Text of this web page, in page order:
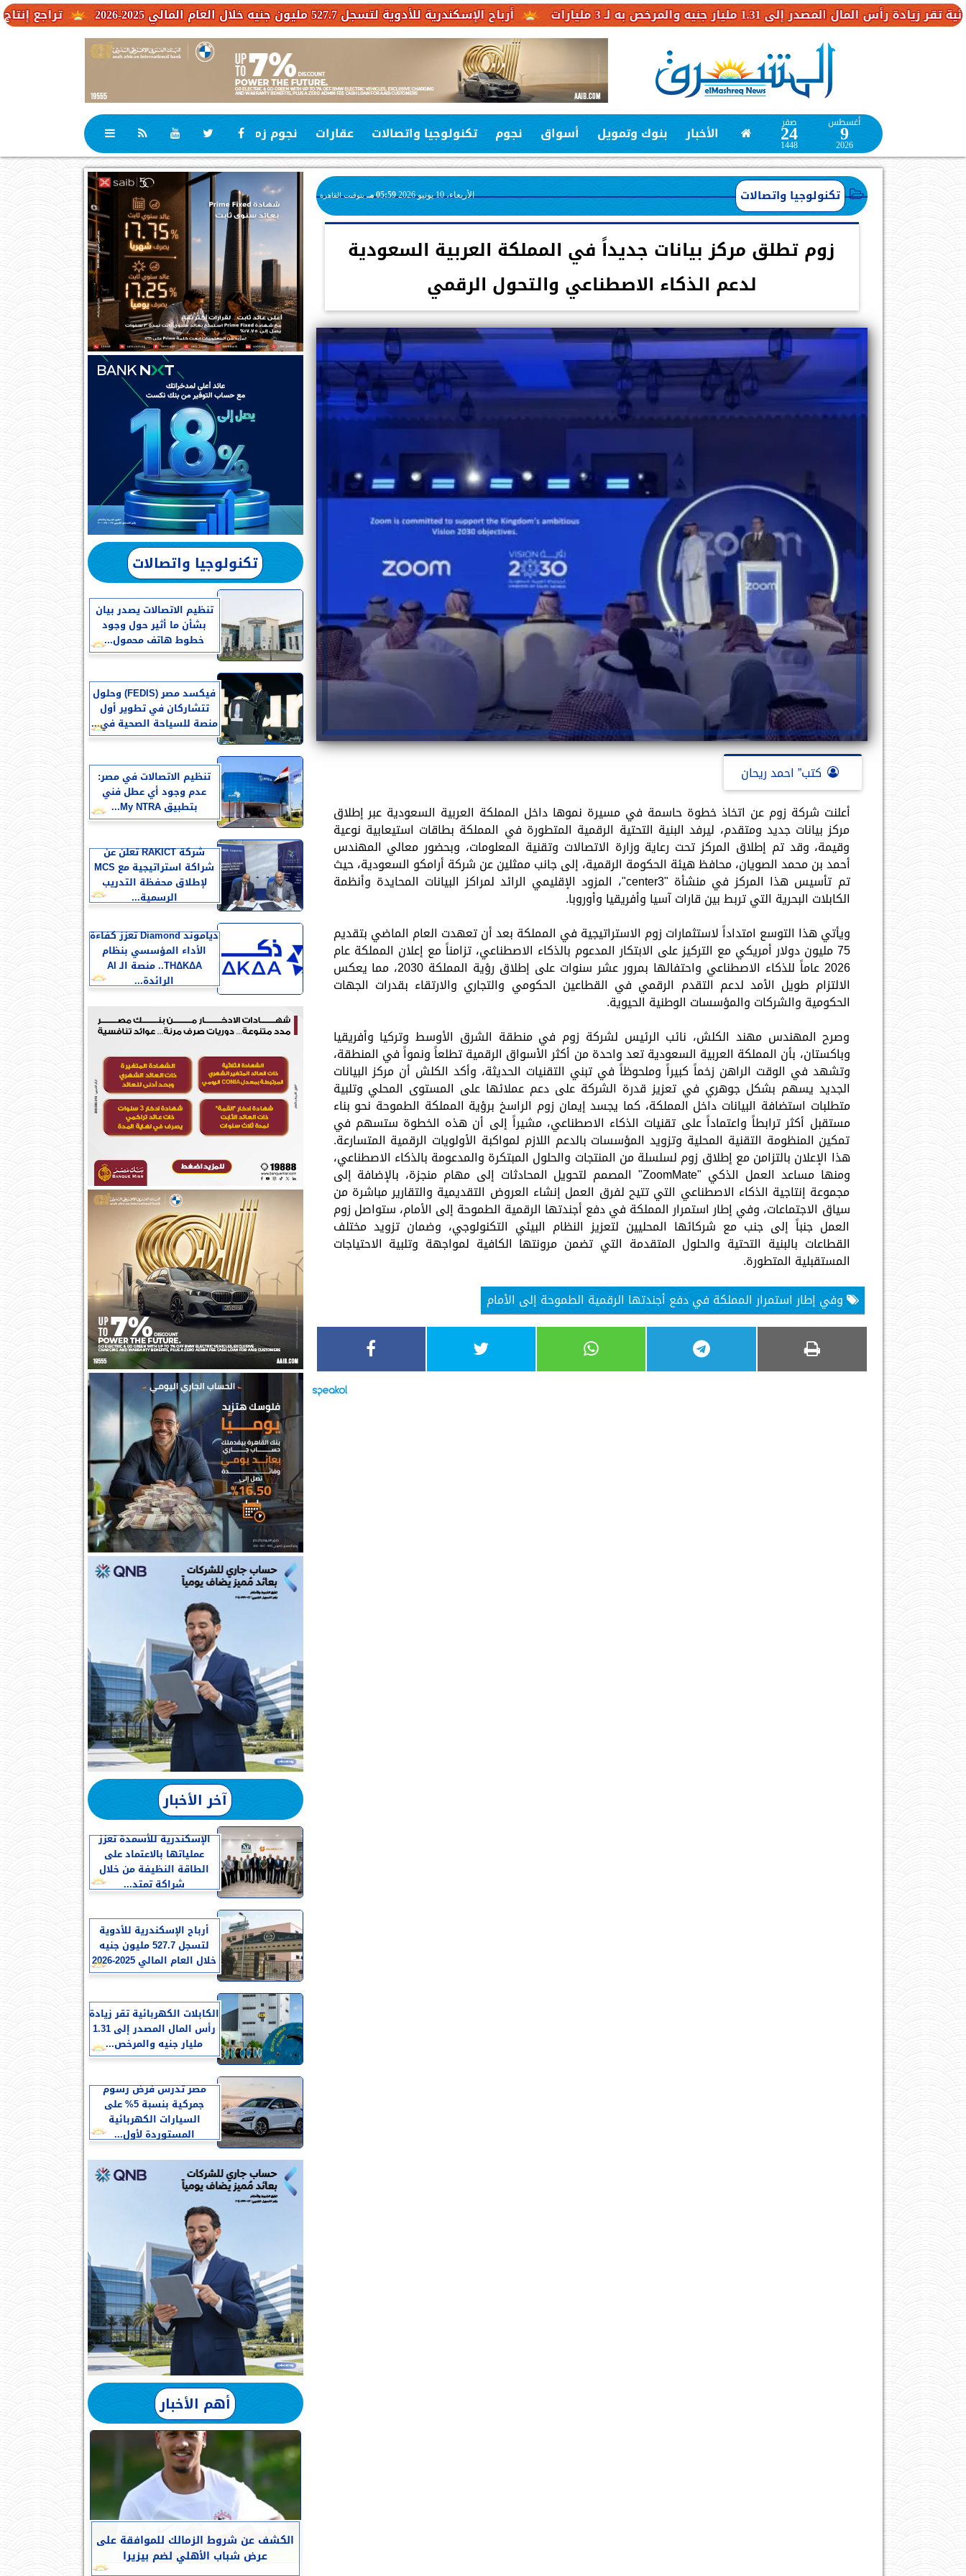
تراجع إنتاج أوروبا أرباح الإسكندرية للأدوية لتسجل 527.7 مليون جنيه خلال العام المالي 2025-2026 مليار جنيه والمرخص به لـ 3 مليارات
أغسطس
9
2026
صفر
24
1448
الأخبار بنوك وتمويل أسواق نجوم تكنولوجيا واتصالات عقارات نجوم زمان رياضة
تكنولوجيا واتصالات الأربعاء، 10 يونيو 2026 05:59 مـ بتوقيت القاهرة
زوم تطلق مركز بيانات جديداً في المملكة العربية السعودية
لدعم الذكاء الاصطناعي والتحول الرقمي
كتب” احمد ريحان
أعلنت شركة زوم عن اتخاذ خطوة حاسمة في مسيرة نموها داخل المملكة العربية السعودية عبر إطلاق
مركز بيانات جديد ومتقدم، ليرفد البنية التحتية الرقمية المتطورة في المملكة بطاقات استيعابية نوعية
وقيمة، وقد تم إطلاق المركز تحت رعاية وزارة الاتصالات وتقنية المعلومات، وبحضور معالي المهندس
أحمد بن محمد الصويان، محافظ هيئة الحكومة الرقمية، إلى جانب ممثلين عن شركة أرامكو السعودية، حيث
تم تأسيس هذا المركز في منشأة "center3"، المزود الإقليمي الرائد لمراكز البيانات المحايدة وأنظمة
الكابلات البحرية التي تربط بين قارات آسيا وأفريقيا وأوروبا.
ويأتي هذا التوسع امتداداً لاستثمارات زوم الاستراتيجية في المملكة بعد أن تعهدت العام الماضي بتقديم
75 مليون دولار أمريكي مع التركيز على الابتكار المدعوم بالذكاء الاصطناعي، تزامناً مع إعلان المملكة عام
2026 عاماً للذكاء الاصطناعي واحتفالها بمرور عشر سنوات على إطلاق رؤية المملكة 2030، مما يعكس
الالتزام طويل الأمد لدعم التقدم الرقمي في القطاعين الحكومي والتجاري والارتقاء بقدرات الجهات
الحكومية والشركات والمؤسسات الوطنية الحيوية.
وصرح المهندس مهند الكلش، نائب الرئيس لشركة زوم في منطقة الشرق الأوسط وتركيا وأفريقيا
وباكستان، بأن المملكة العربية السعودية تعد واحدة من أكثر الأسواق الرقمية تطلعاً ونمواً في المنطقة،
وتشهد في الوقت الراهن زخماً كبيراً وملحوظاً في تبني التقنيات الحديثة، وأكد الكلش أن مركز البيانات
الجديد يسهم بشكل جوهري في تعزيز قدرة الشركة على دعم عملائها على المستوى المحلي وتلبية
متطلبات استضافة البيانات داخل المملكة، كما يجسد إيمان زوم الراسخ برؤية المملكة الطموحة نحو بناء
مستقبل أكثر ترابطاً واعتماداً على تقنيات الذكاء الاصطناعي، مشيراً إلى أن هذه الخطوة ستسهم في
تمكين المنظومة التقنية المحلية وتزويد المؤسسات بالدعم اللازم لمواكبة الأولويات الرقمية المتسارعة.
هذا الإعلان بالتزامن مع إطلاق زوم لسلسلة من المنتجات والحلول المبتكرة والمدعومة بالذكاء الاصطناعي،
ومنها مساعد العمل الذكي "ZoomMate" المصمم لتحويل المحادثات إلى مهام منجزة، بالإضافة إلى
مجموعة إنتاجية الذكاء الاصطناعي التي تتيح لفرق العمل إنشاء العروض التقديمية والتقارير مباشرة من
سياق الاجتماعات، وفي إطار استمرار المملكة في دفع أجندتها الرقمية الطموحة إلى الأمام، ستواصل زوم
العمل جنباً إلى جنب مع شركائها المحليين لتعزيز النظام البيئي التكنولوجي، وضمان تزويد مختلف
القطاعات بالبنية التحتية والحلول المتقدمة التي تضمن مرونتها الكافية لمواجهة وتلبية الاحتياجات
المستقبلية المتطورة.
وفي إطار استمرار المملكة في دفع أجندتها الرقمية الطموحة إلى الأمام
تكنولوجيا واتصالات
تنظيم الاتصالات يصدر بيان
بشأن ما أثير حول وجود
خطوط هاتف محمول...
فيكسد مصر (FEDIS) وحلول
تتشاركان في تطوير أول
منصة للسياحة الصحية في...
تنظيم الاتصالات في مصر:
عدم وجود أي عطل فني
بتطبيق My NTRA...
شركة RAKICT تعلن عن
شراكة استراتيجية مع MCS
لإطلاق محفظة التدريب
الرسمية...
دياموند Diamond تعزز كفاءة
الأداء المؤسسي بنظام
THΔKΔA.. منصة الـ AI
الرائدة...
آخر الأخبار
الإسكندرية للأسمدة تعزز
عملياتها بالاعتماد على
الطاقة النظيفة من خلال
شراكة تمتد...
أرباح الإسكندرية للأدوية
لتسجل 527.7 مليون جنيه
خلال العام المالي 2025-2026
الكابلات الكهربائية تقر زيادة
رأس المال المصدر إلى 1.31
مليار جنيه والمرخص...
مصر تدرس فرض رسوم
جمركية بنسبة 5% على
السيارات الكهربائية
المستوردة لأول...
أهم الأخبار
الكشف عن شروط الزمالك للموافقة على
عرض شباب الأهلي لضم بيزيرا